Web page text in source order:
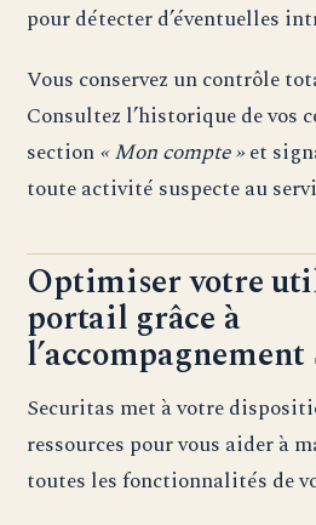
pour détecter d’éventuelles
Vous conservez un contrôle
Consultez l’historique de vos
section« Mon compte »et
toute activité suspecte au
Optimiser votre
portail grâce à
Securitas met à votre
ressources pour vous aider à
toutes les fonctionnalités de